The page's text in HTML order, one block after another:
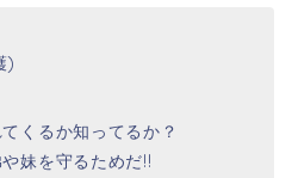
)
くるか知ってるか？
妹を守るためだ!!